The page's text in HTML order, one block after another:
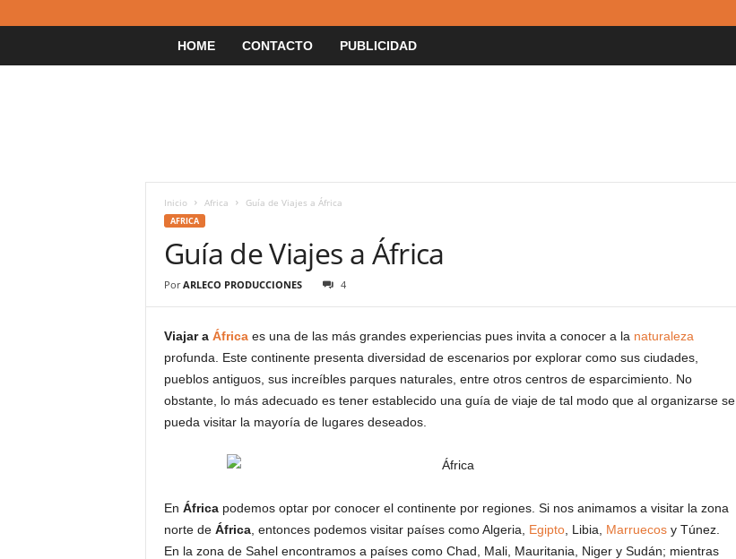
HOME CONTACTO PUBLICIDAD
Inicio Africa Guía de Viajes a África
AFRICA
Guía de Viajes a África
Por ARLECO PRODUCCIONES 4
Viajar a Áfricaes una de las más grandes experiencias pues invita a conocer a la naturaleza
profunda. Este continente presenta diversidad de escenarios por explorar como sus ciudades,
pueblos antiguos, sus increíbles parques naturales, entre otros centros de esparcimiento. No
obstante, lo más adecuado es tener establecido una guía de viaje de tal modo que al organizarse se
pueda visitar la mayoría de lugares deseados.
En Áfricapodemos optar por conocer el continente por regiones. Si nos animamos a visitar la zona
norte de África, entonces podemos visitar países como Algeria, Egipto, Libia, Marruecosy Túnez.
En la zona de Sahel encontramos a países como Chad, Mali, Mauritania, Niger y Sudán; mientras